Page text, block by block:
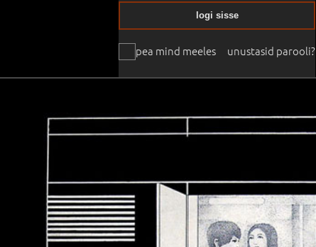
pea mind meeles
logi sisse
unustasid parooli?